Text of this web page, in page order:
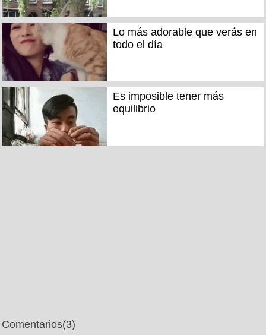
Lo más adorable que verás en
todo el día
Es imposible tener más
equilibrio
Comentarios(3)